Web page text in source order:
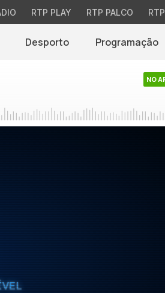
RTP PLAY RTP PALCO
Desporto Programação
NO